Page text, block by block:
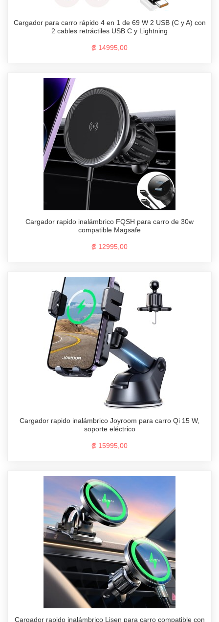
Cargador para carro rápido 4 en 1 de 69 W 2 USB (C y A) con
2 cables retráctiles USB C y Lightning
₡ 14995,00
Cargador rapido inalámbrico FQSH para carro de 30w
compatible Magsafe
₡ 12995,00
Cargador rapido inalámbrico Joyroom para carro Qi 15 W,
soporte eléctrico
₡ 15995,00
Cargador rapido inalámbrico Lisen para carro compatible con